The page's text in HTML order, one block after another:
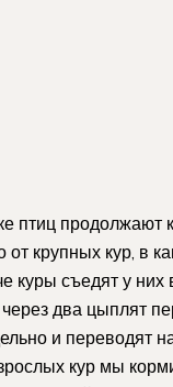
птиц продолжают
от крупных кур, в
куры съедят у них
два цыплят
и переводят
кур мы